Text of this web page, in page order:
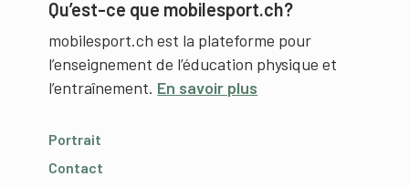
Qu’est-ce que mobilesport.ch?
mobilesport.ch est la plateforme pour
l’enseignement de l’éducation physique et
l’entraînement. En savoir plus
Portrait
Contact